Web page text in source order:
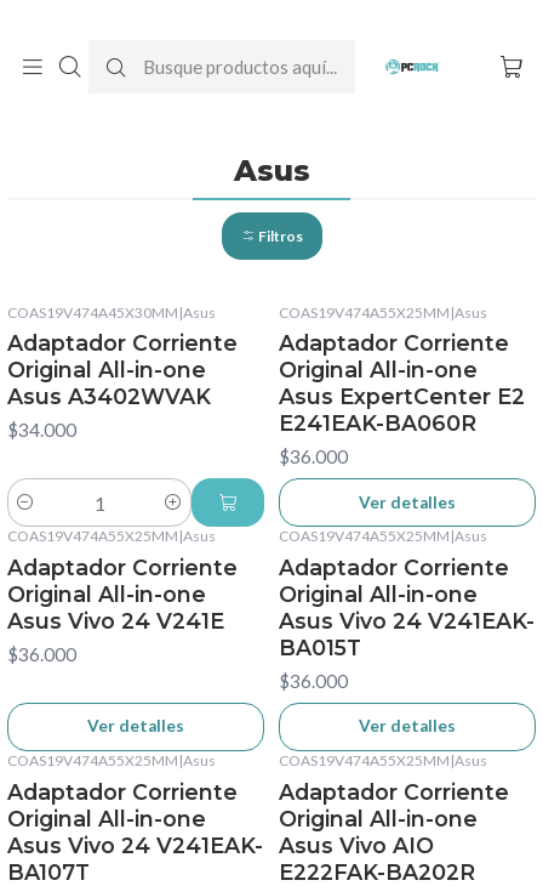
Asus
Filtros
COAS19V474A45X30MM |Asus
Adaptador Corriente
Original All-in-one
Asus A3402WVAK
$34.000
Cantidad
COAS19V474A55X25MM |Asus
Adaptador Corriente
Original All-in-one
Asus ExpertCenter E2
E241EAK-BA060R
$36.000
Ver detalles
COAS19V474A55X25MM |Asus
Adaptador Corriente
Original All-in-one
Asus Vivo 24 V241E
$36.000
Ver detalles
COAS19V474A55X25MM |Asus
Adaptador Corriente
Original All-in-one
Asus Vivo 24 V241EAK-
BA015T
$36.000
Ver detalles
COAS19V474A55X25MM |Asus
Adaptador Corriente
Original All-in-one
Asus Vivo 24 V241EAK-
BA107T
COAS19V474A55X25MM |Asus
Adaptador Corriente
Original All-in-one
Asus Vivo AIO
E222FAK-BA202R